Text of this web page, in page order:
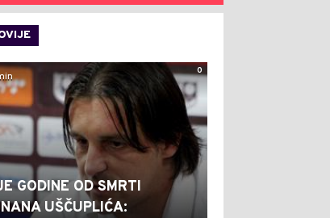
0
GODINE OD SMRTI
UŠČUPLIĆA: